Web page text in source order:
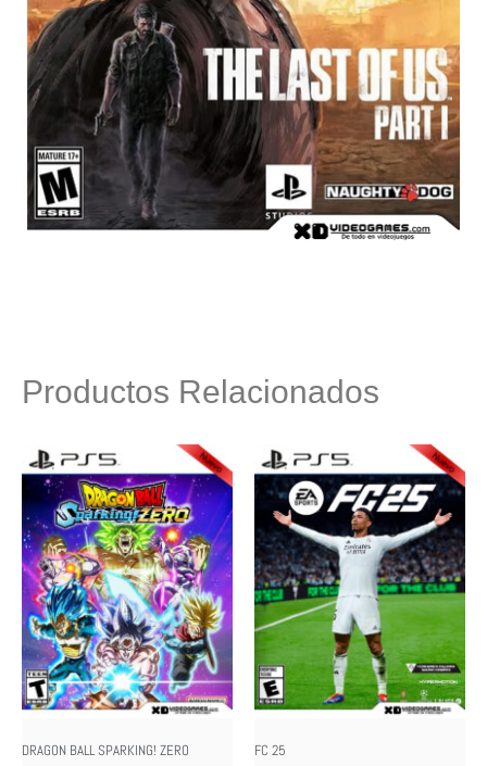
Productos Relacionados
DRAGON BALL SPARKING! ZERO FC 25